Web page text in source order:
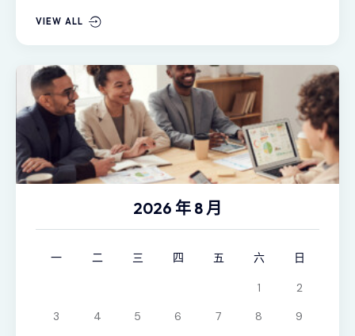
VIEW ALL
2026 年 8 月
一 二 三 四 五 六 日
1
2
3
4 5 6 7 8
9